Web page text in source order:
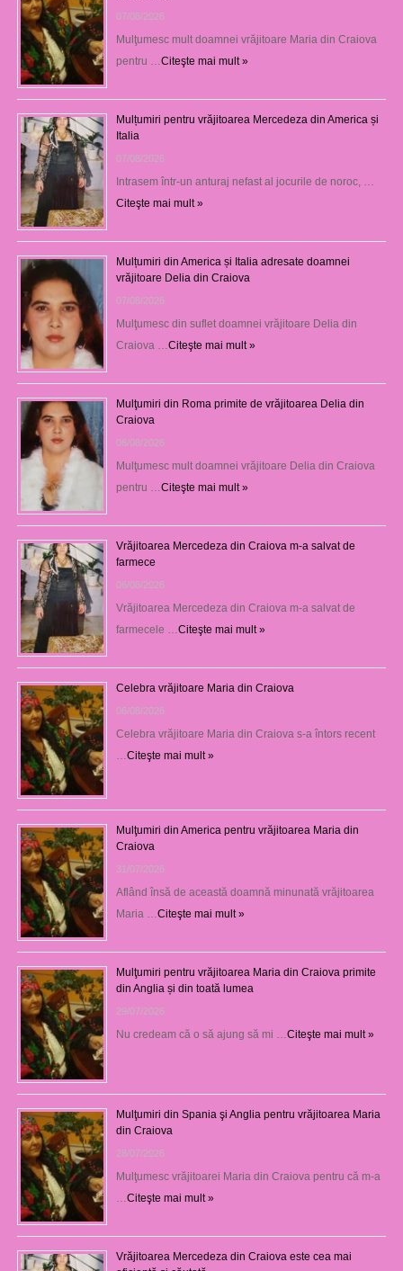
07/08/2026
Mulţumesc mult doamnei vrăjitoare Maria din Craiova
pentru … Citeşte mai mult »
Mulțumiri pentru vrăjitoarea Mercedeza din America și
Italia
07/08/2026
Intrasem într-un anturaj nefast al jocurile de noroc, …
Citeşte mai mult »
Mulțumiri din America și Italia adresate doamnei
vrăjitoare Delia din Craiova
07/08/2026
Mulţumesc din suflet doamnei vrăjitoare Delia din
Craiova … Citeşte mai mult »
Mulţumiri din Roma primite de vrăjitoarea Delia din
Craiova
06/08/2026
Mulţumesc mult doamnei vrăjitoare Delia din Craiova
pentru … Citeşte mai mult »
Vrăjitoarea Mercedeza din Craiova m-a salvat de
farmece
06/08/2026
Vrăjitoarea Mercedeza din Craiova m-a salvat de
farmecele … Citeşte mai mult »
Celebra vrăjitoare Maria din Craiova
06/08/2026
Celebra vrăjitoare Maria din Craiova s-a întors recent
Citeşte mai mult »
Mulţumiri din America pentru vrăjitoarea Maria din
Craiova
31/07/2026
Aflând însă de această doamnă minunată vrăjitoarea
Maria … Citeşte mai mult »
Mulţumiri pentru vrăjitoarea Maria din Craiova primite
din Anglia și din toată lumea
29/07/2026
Nu credeam că o să ajung să mi … Citeşte mai mult »
Mulţumiri din Spania şi Anglia pentru vrăjitoarea Maria
din Craiova
28/07/2026
Mulţumesc vrăjitoarei Maria din Craiova pentru că m-a
Citeşte mai mult »
Vrăjitoarea Mercedeza din Craiova este cea mai